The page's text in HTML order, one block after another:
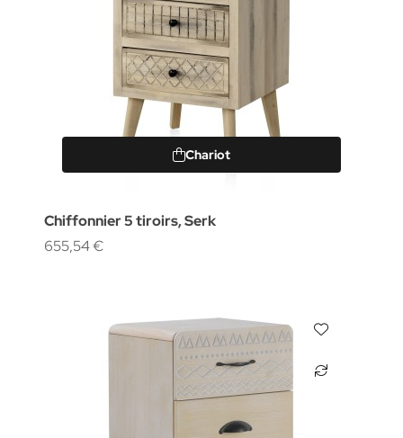
Chariot
Chiffonnier 5 tiroirs, Serk
655,54 €